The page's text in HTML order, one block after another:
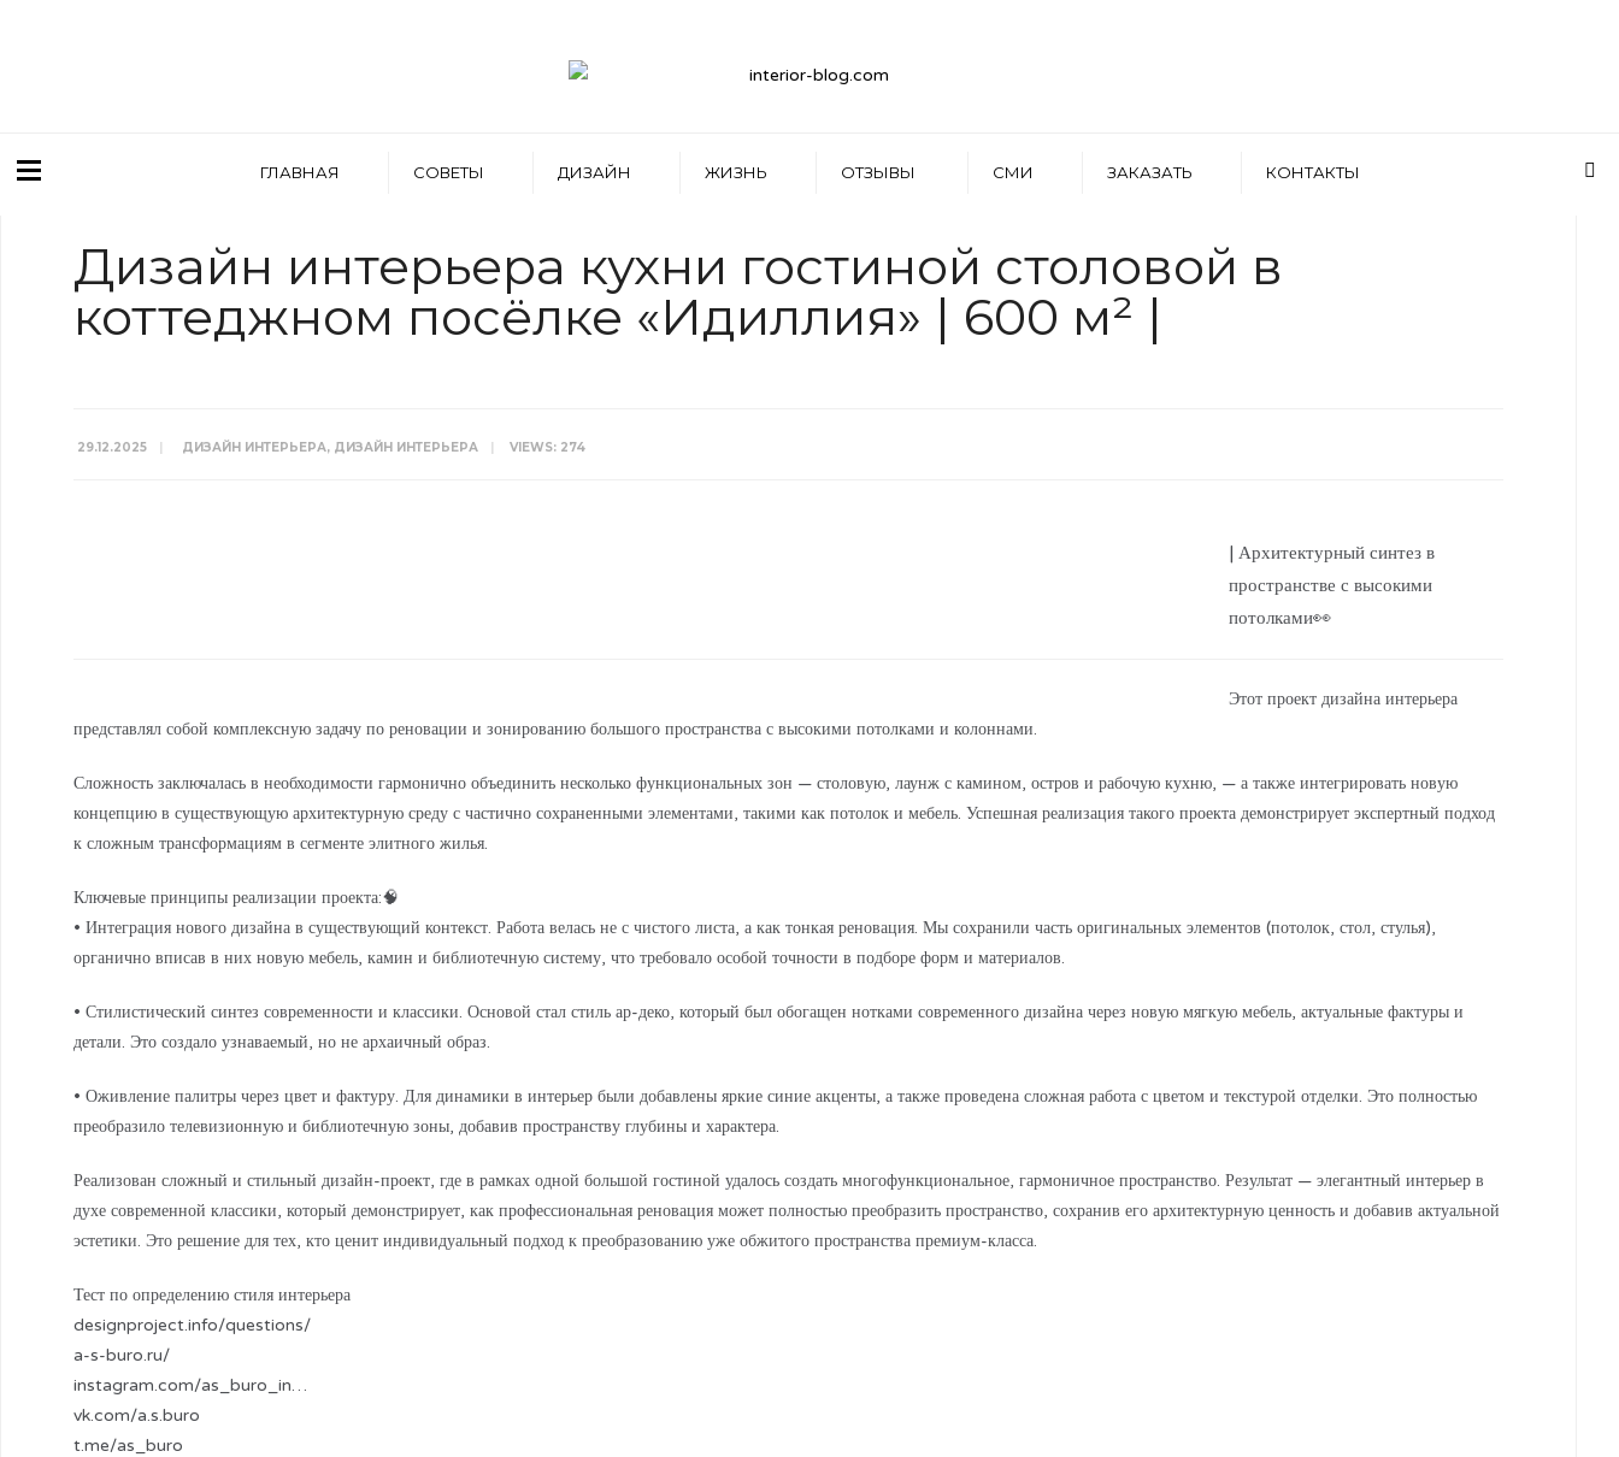
ГЛАВНАЯ СОВЕТЫ ДИЗАЙН ЖИЗНЬ ОТЗЫВЫ СМИ ЗАКАЗАТЬ КОНТАКТЫ
Дизайн интерьера кухни гостиной столовой в
коттеджном посёлке «Идиллия» | 600 м² |
29.12.2025 | ДИЗАЙН ИНТЕРЬЕРА, ДИЗАЙН ИНТЕРЬЕРА | VIEWS: 274
| Архитектурный синтез в
пространстве с высокими
потолками👀
Этот проект дизайна интерьера
представлял собой комплексную задачу по реновации и зонированию большого пространства с высокими потолками и колоннами.
Сложность заключалась в необходимости гармонично объединить несколько функциональных зон — столовую, лаунж с камином, остров и рабочую кухню, — а также интегрировать новую
концепцию в существующую архитектурную среду с частично сохраненными элементами, такими как потолок и мебель. Успешная реализация такого проекта демонстрирует экспертный подход
к сложным трансформациям в сегменте элитного жилья.
Ключевые принципы реализации проекта:🧠
• Интеграция нового дизайна в существующий контекст. Работа велась не с чистого листа, а как тонкая реновация. Мы сохранили часть оригинальных элементов (потолок, стол, стулья),
органично вписав в них новую мебель, камин и библиотечную систему, что требовало особой точности в подборе форм и материалов.
• Стилистический синтез современности и классики. Основой стал стиль ар-деко, который был обогащен нотками современного дизайна через новую мягкую мебель, актуальные фактуры и
детали. Это создало узнаваемый, но не архаичный образ.
• Оживление палитры через цвет и фактуру. Для динамики в интерьер были добавлены яркие синие акценты, а также проведена сложная работа с цветом и текстурой отделки. Это полностью
преобразило телевизионную и библиотечную зоны, добавив пространству глубины и характера.
Реализован сложный и стильный дизайн-проект, где в рамках одной большой гостиной удалось создать многофункциональное, гармоничное пространство. Результат — элегантный интерьер в
духе современной классики, который демонстрирует, как профессиональная реновация может полностью преобразить пространство, сохранив его архитектурную ценность и добавив актуальной
эстетики. Это решение для тех, кто ценит индивидуальный подход к преобразованию уже обжитого пространства премиум-класса.
Тест по определению стиля интерьера
designproject.info/questions/
a-s-buro.ru/
instagram.com/as_buro_in…
vk.com/a.s.buro
t.me/as_buro